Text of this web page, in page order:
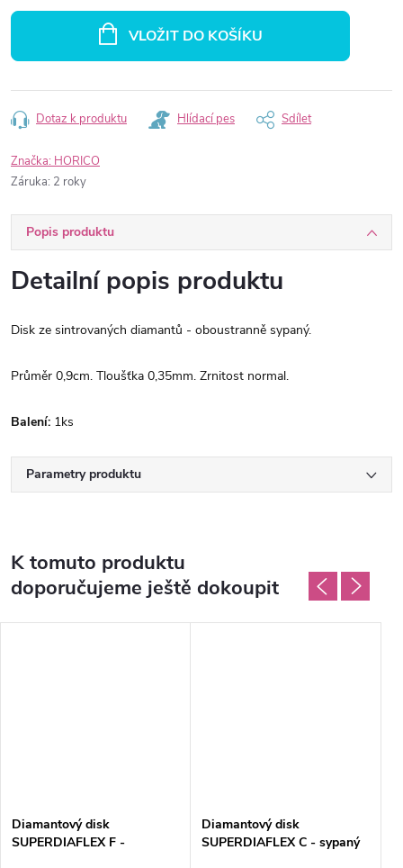
VLOŽIT DO KOŠÍKU
Dotaz k produktu Hlídací pes Sdílet
Značka: HORICO
Záruka: 2 roky
Popis produktu
Detailní popis produktu
Disk ze sintrovaných diamantů - oboustranně sypaný.
Průměr 0,9cm. Tloušťka 0,35mm. Zrnitost normal.
Balení: 1ks
Parametry produktu
K tomuto produktu
doporučujeme ještě dokoupit
Diamantový disk
SUPERDIAFLEX F -
Diamantový disk
SUPERDIAFLEX C - sypaný